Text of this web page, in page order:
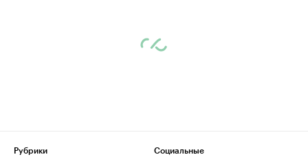
Рубрики
Социальные